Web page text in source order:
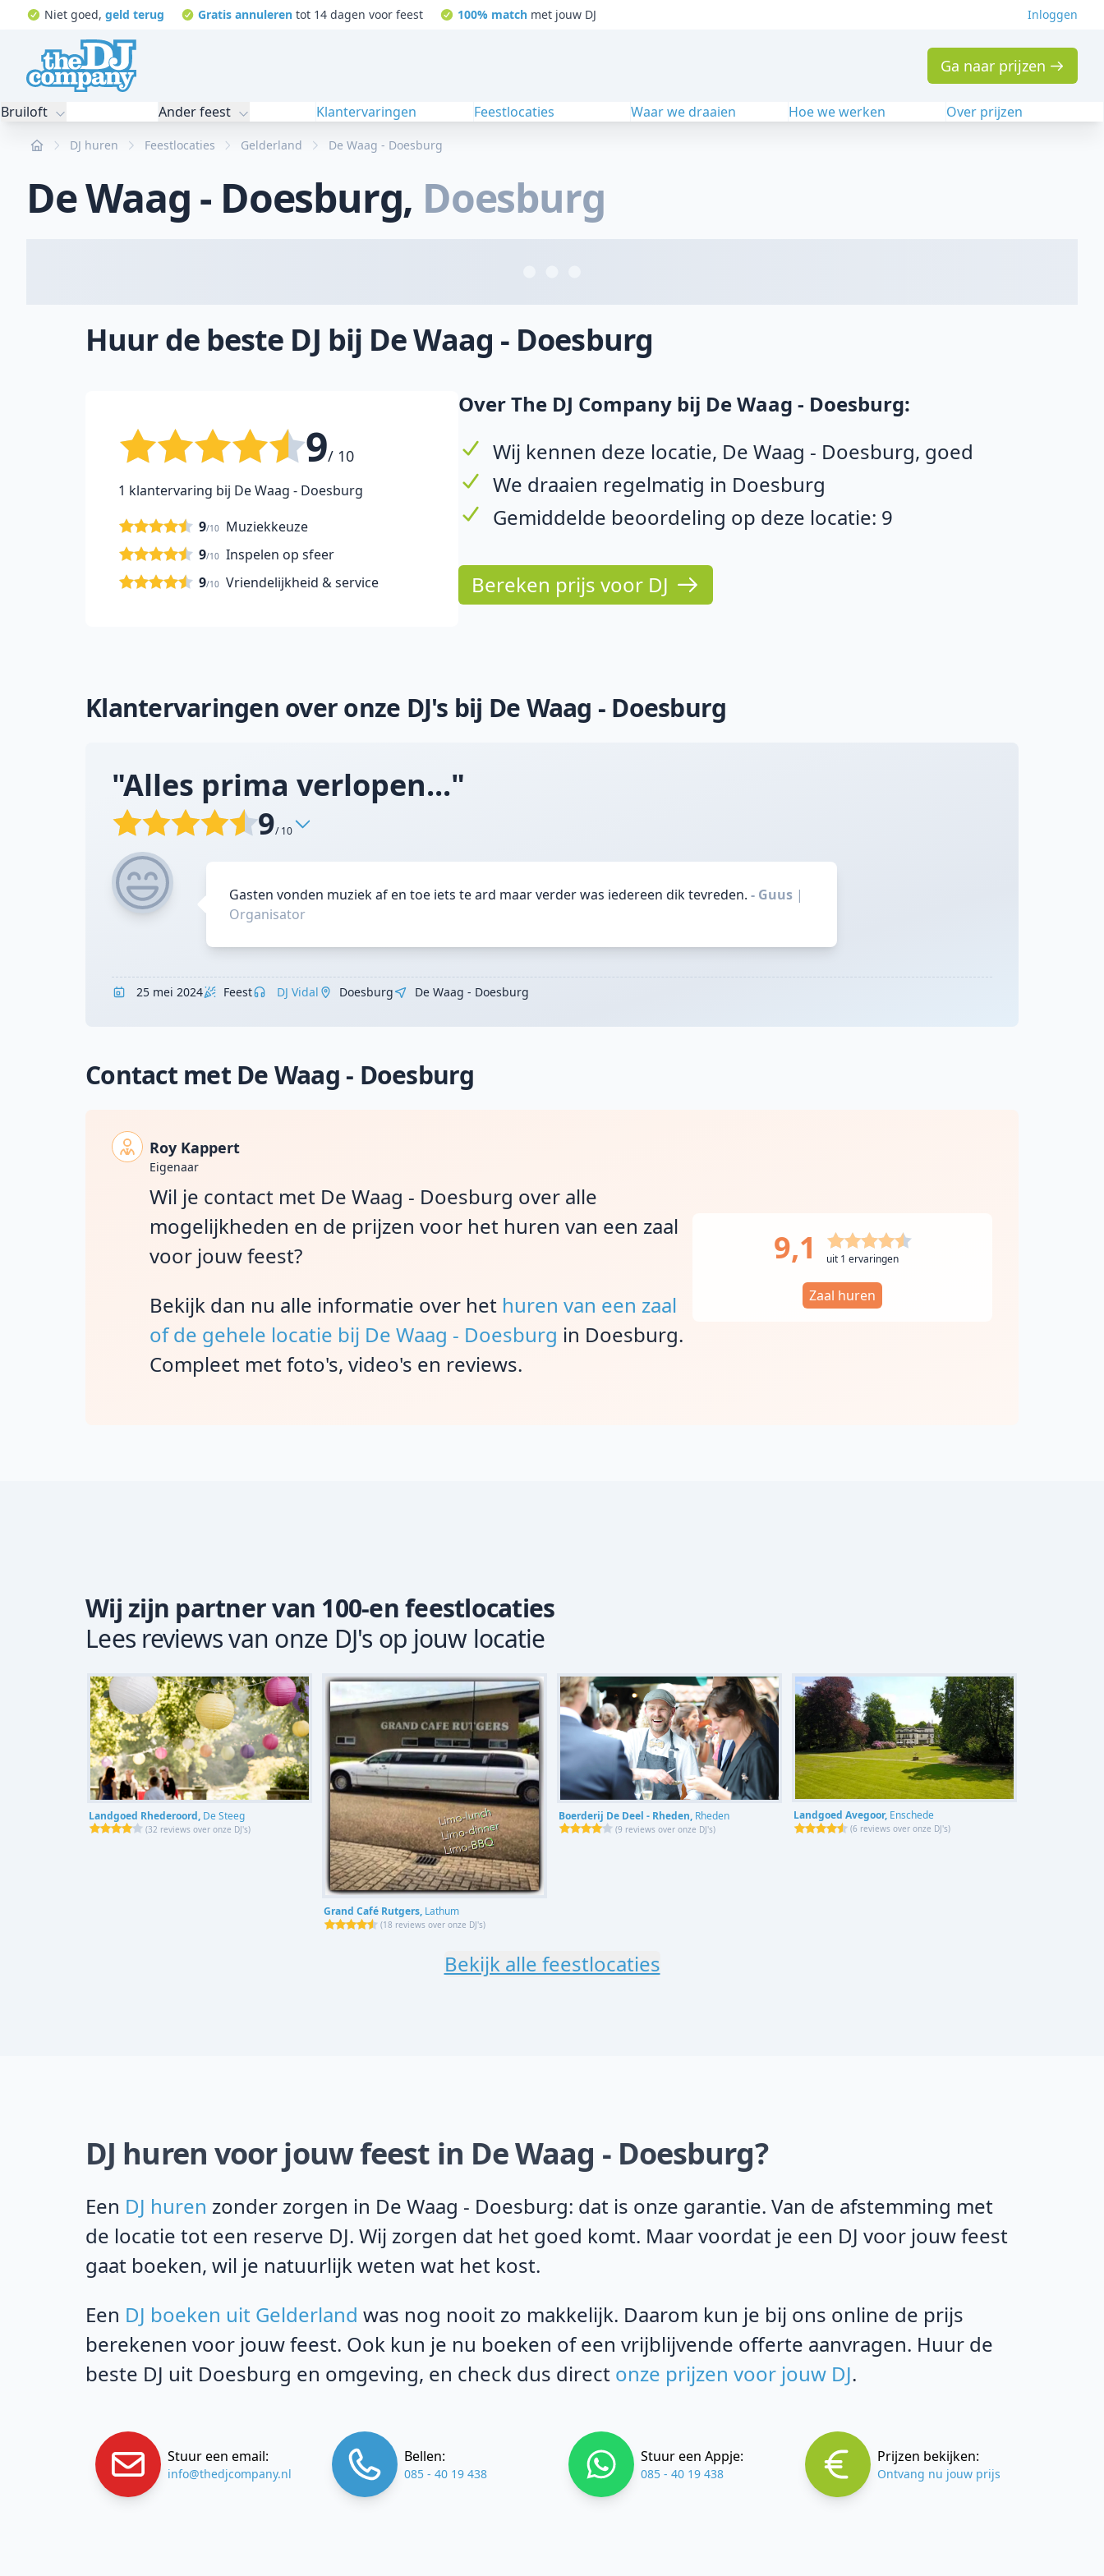
Niet goed, geld terug Gratis annuleren tot 14 dagen voor feest 100% matchmet jouw DJ Inloggen
Ga naar prijzen
Bruiloft Ander feest Klantervaringen Feestlocaties Waar we draaien Hoe we werken Over prijzen
Home DJ huren Feestlocaties Gelderland De Waag - Doesburg
De Waag - Doesburg, Doesburg
Huur de beste DJ bij De Waag - Doesburg
9/ 10
1 klantervaring bij De Waag - Doesburg
Muziekkeuze
9/10
Inspelen op sfeer
9/10
Vriendelijkheid & service
9/10
Over The DJ Company bij De Waag - Doesburg:
Wij kennen deze locatie, De Waag - Doesburg, goed
We draaien regelmatig in Doesburg
Gemiddelde beoordeling op deze locatie: 9
Bereken prijs voor DJ
Klantervaringen over onze DJ's bij De Waag - Doesburg
"Alles prima verlopen..."
9/ 10
Gasten vonden muziek af en toe iets te ard maar verder was iedereen dik tevreden. - Guus |
Organisator
25 mei 2024 Feest DJ Vidal Doesburg De Waag - Doesburg
Contact met De Waag - Doesburg
Roy Kappert
Eigenaar
Wil je contact met De Waag - Doesburg over alle
mogelijkheden en de prijzen voor het huren van een zaal
voor jouw feest?
Bekijk dan nu alle informatie over het huren van een zaal
of de gehele locatie bij De Waag - Doesburg in Doesburg.
Compleet met foto's, video's en reviews.
9,1 uit 1 ervaringen
Zaal huren
Wij zijn partner van 100-en feestlocaties
Lees reviews van onze DJ's op jouw locatie
Landgoed Rhederoord, De Steeg
(32 reviews over onze DJ's)
Grand Café Rutgers, Lathum
(18 reviews over onze DJ's)
Boerderij De Deel - Rheden, Rheden
(9 reviews over onze DJ's)
Landgoed Avegoor, Enschede
(6 reviews over onze DJ's)
Bekijk alle feestlocaties
DJ huren voor jouw feest in De Waag - Doesburg?
Een DJ huren zonder zorgen in De Waag - Doesburg: dat is onze garantie. Van de afstemming met
de locatie tot een reserve DJ. Wij zorgen dat het goed komt. Maar voordat je een DJ voor jouw feest
gaat boeken, wil je natuurlijk weten wat het kost.
Een DJ boeken uit Gelderland was nog nooit zo makkelijk. Daarom kun je bij ons online de prijs
berekenen voor jouw feest. Ook kun je nu boeken of een vrijblijvende offerte aanvragen. Huur de
beste DJ uit Doesburg en omgeving, en check dus direct onze prijzen voor jouw DJ.
Stuur een email:
info@thedjcompany.nl
Bellen:
085 - 40 19 438
Stuur een Appje:
085 - 40 19 438
Prijzen bekijken:
Ontvang nu jouw prijs